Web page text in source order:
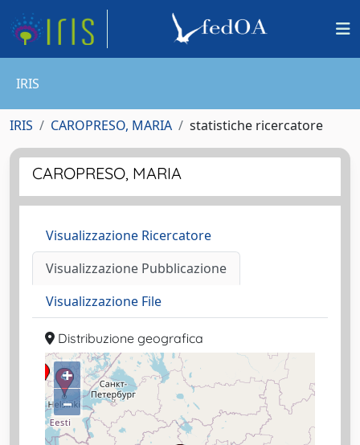
IRIS
IRIS CAROPRESO, MARIA statistiche ricercatore
CAROPRESO, MARIA
Visualizzazione Ricercatore
Visualizzazione Pubblicazione
Visualizzazione File
Distribuzione geografica
+
–